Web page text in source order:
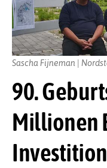
90.
Millionen
Sascha Fijneman |